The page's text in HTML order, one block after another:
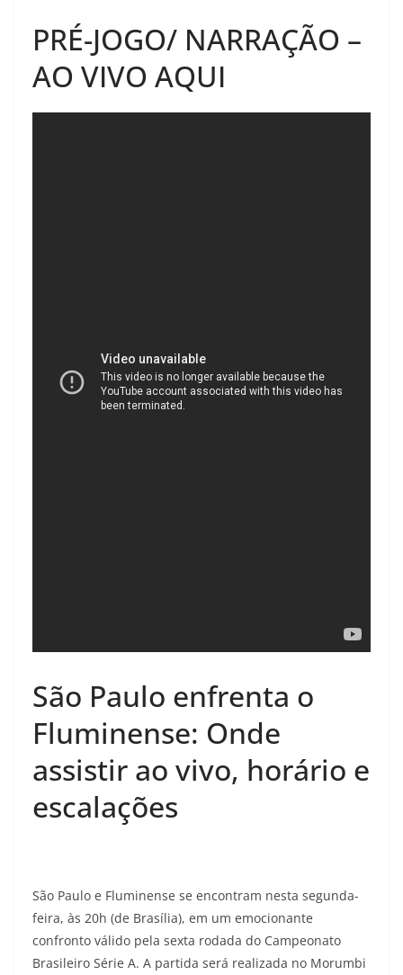
PRÉ-JOGO/ NARRAÇÃO –
AO VIVO AQUI
São Paulo enfrenta o
Fluminense: Onde
assistir ao vivo, horário e
escalações
São Paulo e Fluminense se encontram nesta segunda-
feira, às 20h (de Brasília), em um emocionante
confronto válido pela sexta rodada do Campeonato
Brasileiro Série A. A partida será realizada no Morumbi